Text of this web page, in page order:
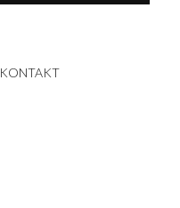
KONTAKT